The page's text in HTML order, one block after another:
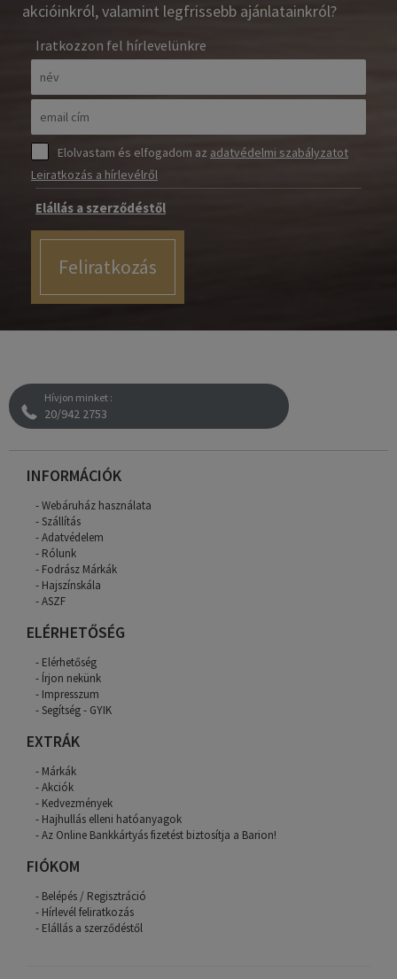
akcióinkról, valamint legfrissebb ajánlatainkról?
Iratkozzon fel hírlevelünkre
Elolvastam és elfogadom az adatvédelmi szabályzatot
Leiratkozás a hírlevélről
Elállás a szerződéstől
Feliratkozás
Hívjon minket :
20/942 2753
INFORMÁCIÓK
Webáruház használata
Szállítás
Adatvédelem
Rólunk
Fodrász Márkák
Hajszínskála
ASZF
ELÉRHETŐSÉG
Elérhetőség
Írjon nekünk
Impresszum
Segítség - GYIK
EXTRÁK
Márkák
Akciók
Kedvezmények
Hajhullás elleni hatóanyagok
Az Online Bankkártyás fizetést biztosítja a Barion!
FIÓKOM
Belépés / Regisztráció
Hírlevél feliratkozás
Elállás a szerződéstől